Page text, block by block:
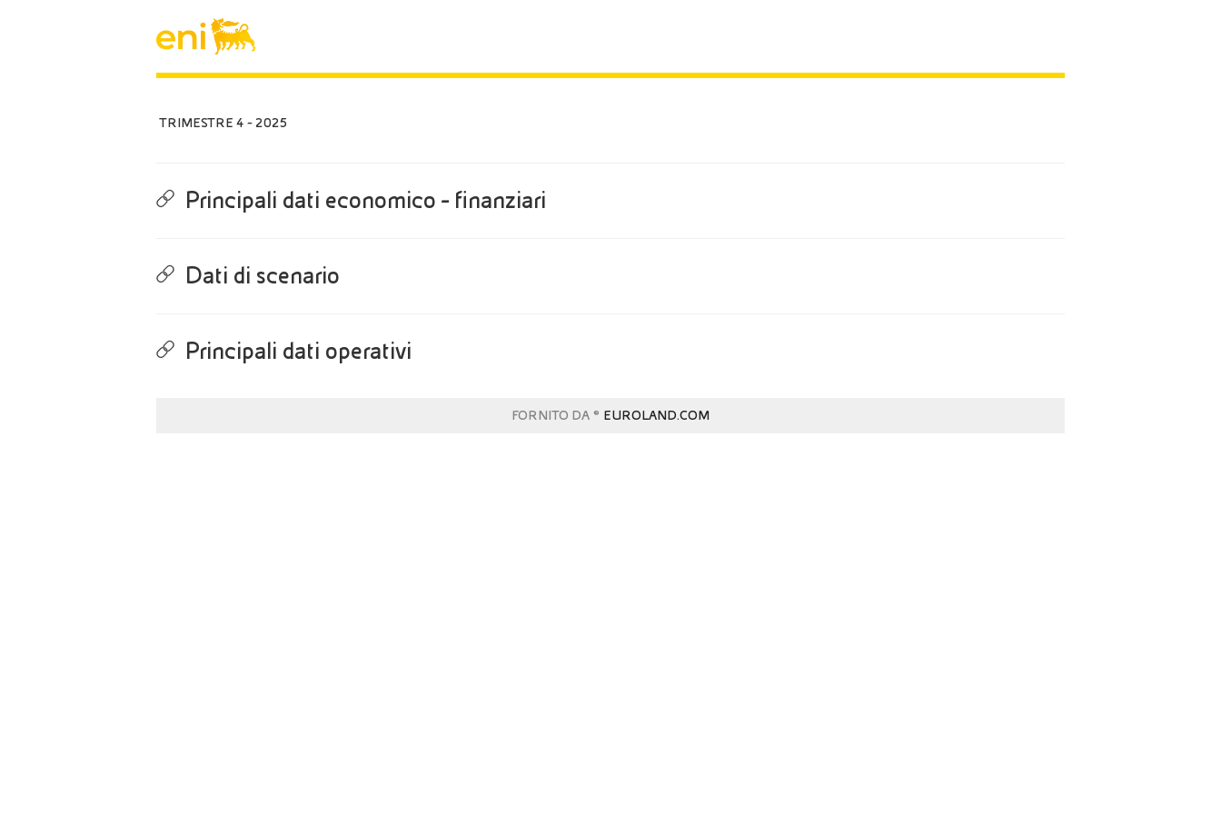
TRIMESTRE 4 - 2025
Principali dati economico - finanziari
Dati di scenario
Principali dati operativi
FORNITO DA © EUROLAND.COM